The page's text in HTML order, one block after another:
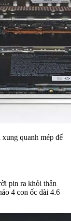
quanh mép để
pin ra khỏi thân
4 con ốc dài 4.6